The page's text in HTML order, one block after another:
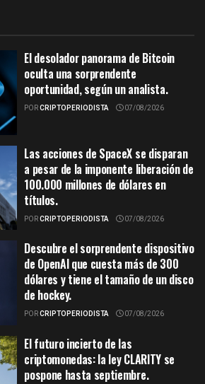
El desolador panorama de Bitcoin
oculta una sorprendente
oportunidad, según un analista.
PORCRIPTOPERIODISTA 07/08/2026
Las acciones de SpaceX se disparan
a pesar de la imponente liberación de
100.000 millones de dólares en
títulos.
PORCRIPTOPERIODISTA 07/08/2026
Descubre el sorprendente dispositivo
de OpenAI que cuesta más de 300
dólares y tiene el tamaño de un disco
de hockey.
PORCRIPTOPERIODISTA 07/08/2026
El futuro incierto de las
criptomonedas: la ley CLARITY se
pospone hasta septiembre.